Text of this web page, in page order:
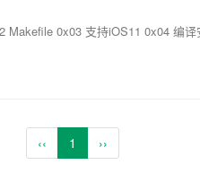
Makefile 0x03 支持iOS11 0x04 编
‹‹ 1 ››